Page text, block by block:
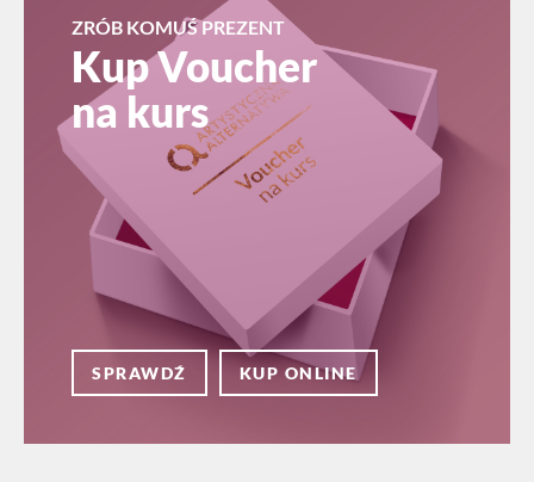
ZRÓB KOMUŚ PREZENT
Kup Voucher
na kurs
SPRAWDŹ KUP ONLINE